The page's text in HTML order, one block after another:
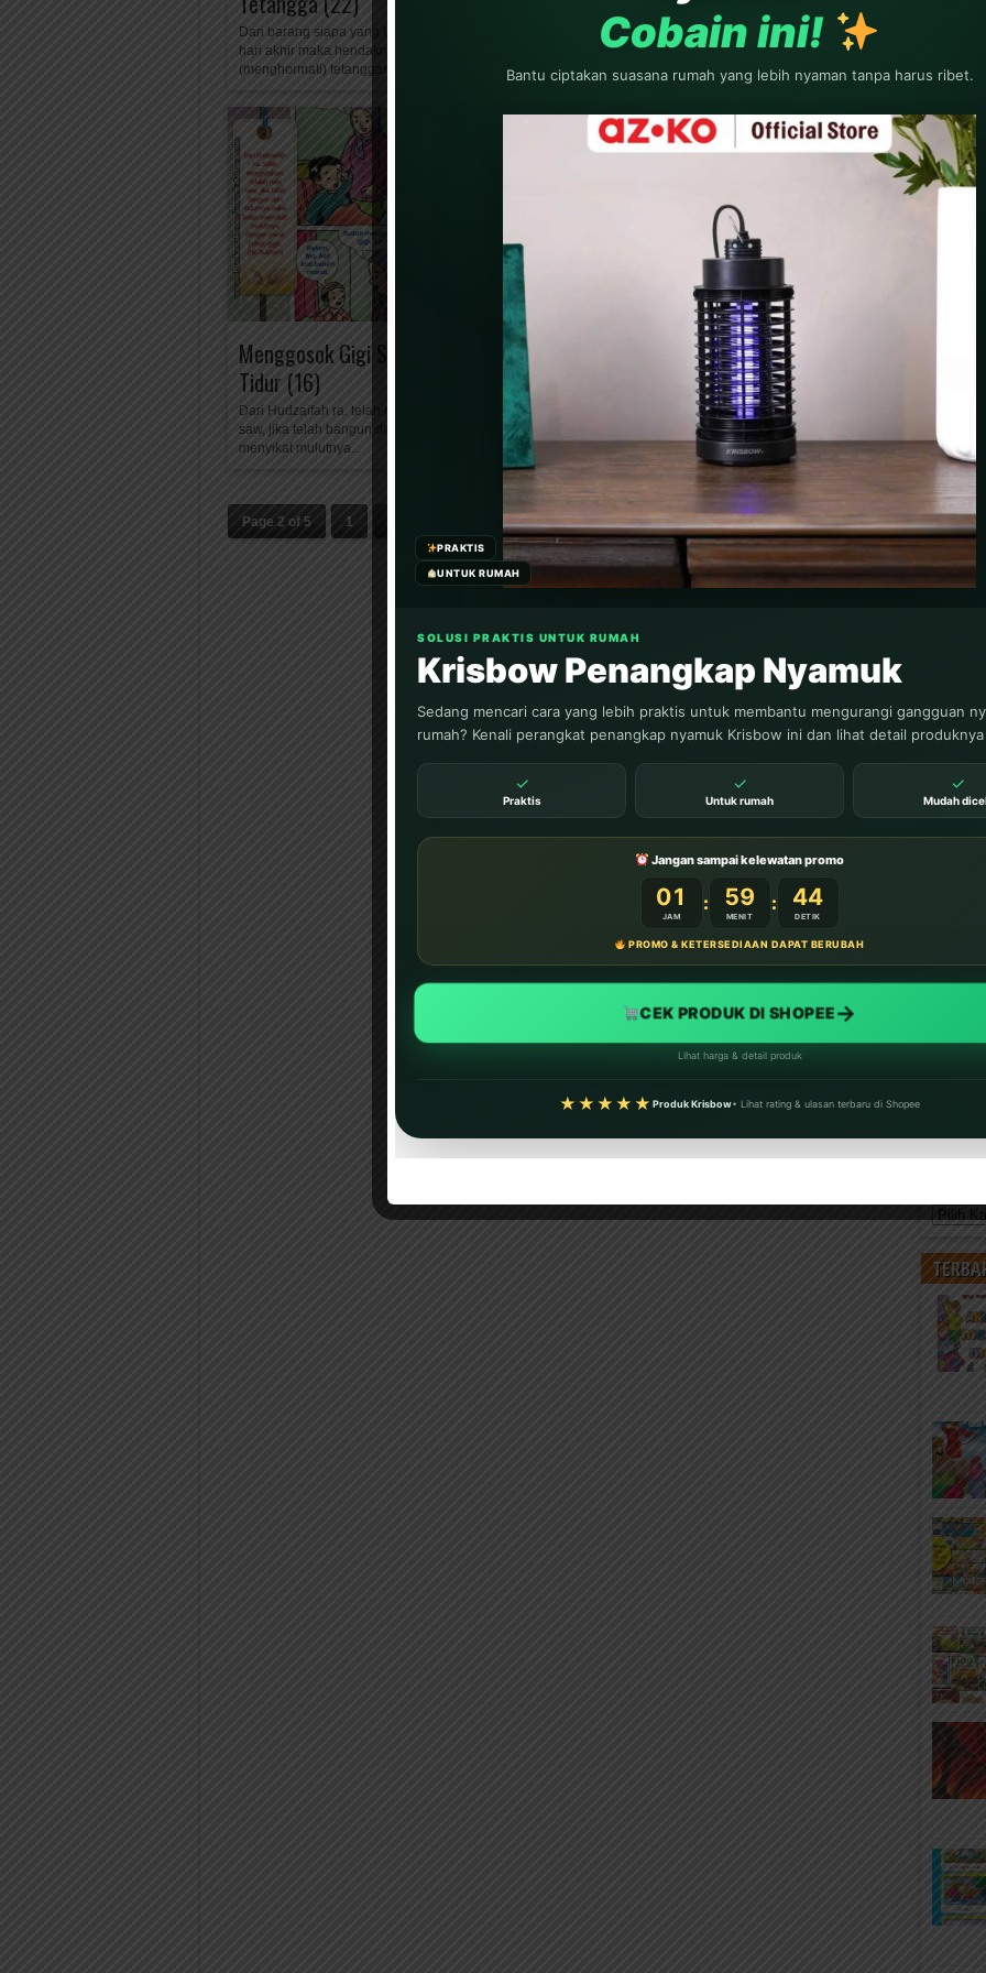
Dan barang siapa yang beriman kepada Allah dan
hari akhir maka hendaknya ia memuliakan
(menghormati) tetangganya. Dan...
Dua macam kenikmatan yang kebanyakan
manusia dapat tertipu oleh keduanya, yaitu
Tata Cara Berwudhu (18)
Sesungguhnya umatku (umat Islam) akan dipanggil
pada hari kiamat dengan keadaan mukanya
berseri-seri dari bekas wudhunya. Barangsiapa...
Menggosok Gigi Setelah Bangun
Tidur (16)
Dari Hudzaifah ra. telah mengatakan: Adalah nabi
saw, jika telah bangun dari tidurnya maka beliau
menyikat mulutnya...
Page 2 of 5 1 5
Kategori
Cobain ini!
Bantu ciptakan suasana rumah yang lebih nyaman tanpa harus ribet.
PRAKTIS
UNTUK RUMAH
SOLUSI PRAKTIS UNTUK RUMAH
Krisbow Penangkap Nyamuk
Sedang mencari cara yang lebih praktis untuk membantu mengurangi gangguan
rumah? Kenali perangkat penangkap nyamuk Krisbow ini dan lihat detail
✓
Praktis
✓
Untuk rumah
✓
Mudah
Jangan sampai kelewatan promo
01
JAM
: 59
MENIT
: 42
DETIK
PROMO & KETERSEDIAAN DAPAT BERUBAH
CEK PRODUK DI SHOPEE→
Lihat harga & detail produk
★★★★★ Produk Krisbow• Lihat rating & ulasan terbaru di Shopee